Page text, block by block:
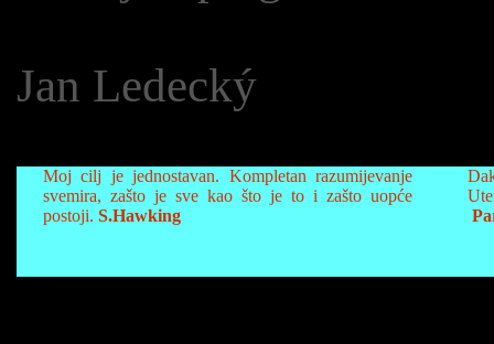
Jan Ledecký
Moj cilj je jednostavan. Kompletan razumijevanje
svemira, zašto je sve kao što je to i zašto uopće
postoji. S.Hawking